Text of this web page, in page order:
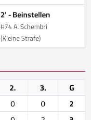
2' -Beinstellen
#74 A. Schembri
(Kleine Strafe)
2. 3.
G
0 0
2